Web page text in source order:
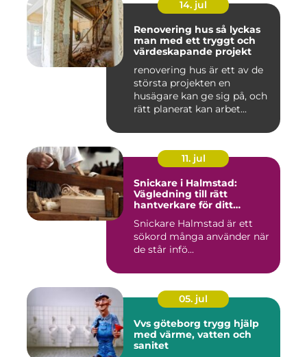
14. jul
Renovering hus så lyckas
man med ett tryggt och
värdeskapande projekt
renovering hus är ett av de
största projekten en
husägare kan ge sig på, och
rätt planerat kan arbet...
11. jul
Snickare i Halmstad:
Vägledning till rätt
hantverkare för ditt
Snickare Halmstad är ett
sökord många använder när
de står infö...
05. jul
Vvs göteborg trygg hjälp
med värme, vatten och
sanitet